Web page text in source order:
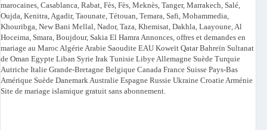
marocaines, Casablanca, Rabat, Fès, Fès, Meknès, Tanger, Marrakech, Salé,
Oujda, Kenitra, Agadir, Taounate, Tétouan, Temara, Safi, Mohammedia,
Khouribga, New Bani Mellal, Nador, Taza, Khemisat, Dakhla, Laayoune, Al
Hoceima, Smara, Boujdour, Sakia El Hamra Annonces, offres et demandes en
mariage au Maroc Algérie Arabie Saoudite EAU Koweït Qatar Bahreïn Sultanat
de Oman Egypte Liban Syrie Irak Tunisie Libye Allemagne Suède Turquie
Autriche Italie Grande-Bretagne Belgique Canada France Suisse Pays-Bas
Amérique Suède Danemark Australie Espagne Russie Ukraine Croatie Arménie
Site de mariage islamique gratuit sans abonnement.